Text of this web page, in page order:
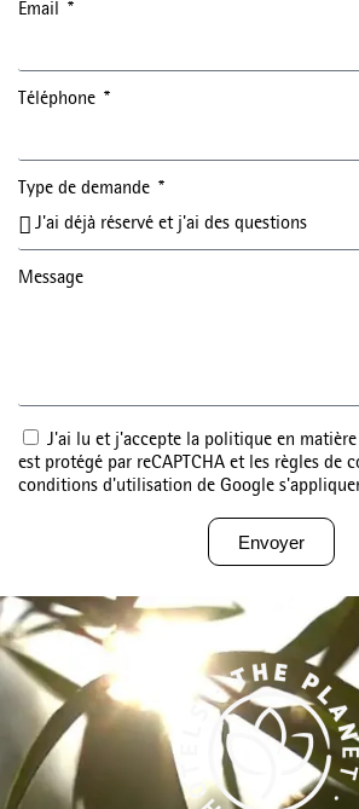
Email
Téléphone
Type de demande
Message
J'ai lu et j'accepte la politique en matière
est protégé par reCAPTCHA et les règles de
conditions d'utilisation de Google
Envoyer